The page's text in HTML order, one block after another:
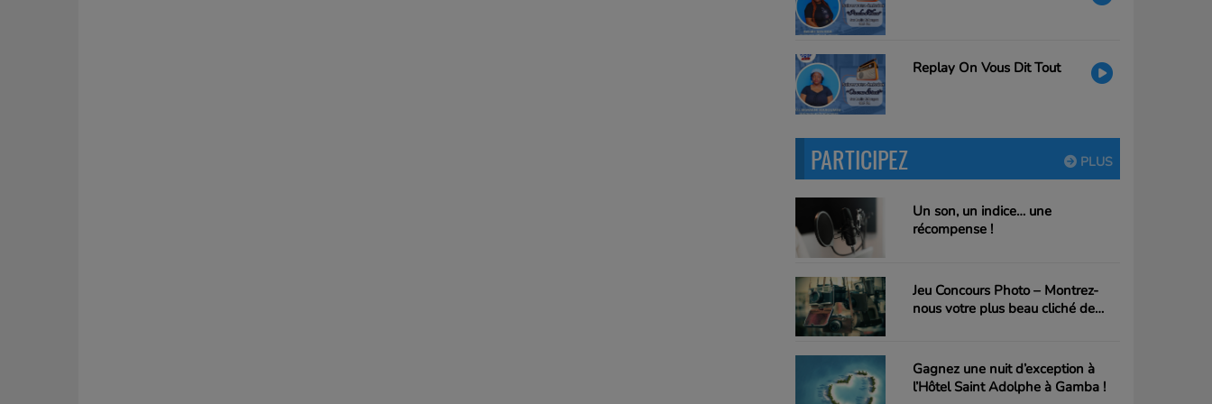
Replay On Vous Dit Tout
PLUS
PARTICIPEZ
Un son, un indice… une
récompense !
Jeu Concours Photo – Montrez-
nous votre plus beau cliché de
Gagnez une nuit d’exception à
l’Hôtel Saint Adolphe à Gamba !